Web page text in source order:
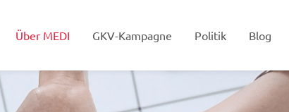
Über MEDI GKV-Kampagne Politik Blog